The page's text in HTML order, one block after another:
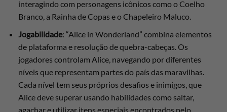
interagindo com personagens icônicos como o Coelho
Branco, a Rainha de Copas e o Chapeleiro Maluco.
Jogabilidade: “Alice in Wonderland” combina elementos
de plataforma e resolução de quebra-cabeças. Os
jogadores controlam Alice, navegando por diferentes
níveis que representam partes do país das maravilhas.
Cada nível tem seus próprios desafios e inimigos, que
Alice deve superar usando habilidades como saltar,
agachar e utilizar itens especiais encontrados pelo